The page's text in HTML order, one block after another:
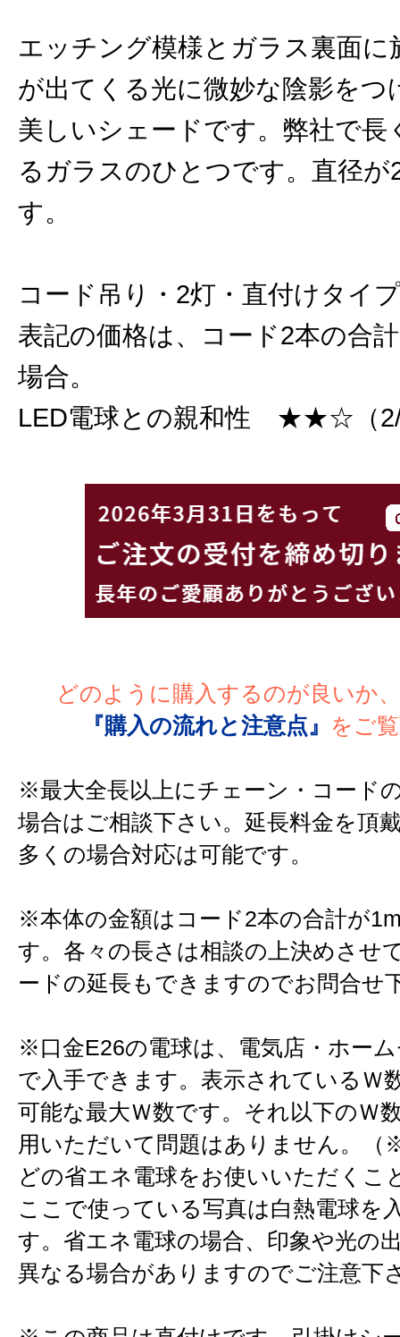
エッチング模様とガラス裏面に
が出てくる光に微妙な陰影をつ
美しいシェードです。弊社で長
るガラスのひとつです。直径が
す。
コード吊り・2灯・直付けタイ
表記の価格は、コード2本の合
場合。
LED電球との親和性 ★★☆（
どのように購入するのが良いか
『購入の流れと注意点』
をご
※最大全長以上にチェーン・コード
場合はご相談下さい。延長料金を頂
多くの場合対応は可能です。
※本体の金額はコード2本の合計が
す。各々の長さは相談の上決めさせ
ードの延長もできますのでお問合せ
※口金E26の電球は、電気店・ホー
で入手できます。表示されているＷ
可能な最大Ｗ数です。それ以下のＷ
用いただいて問題はありません。（
どの省エネ電球をお使いいただくこ
ここで使っている写真は白熱電球を
す。省エネ電球の場合、印象や光の
異なる場合がありますのでご注意下